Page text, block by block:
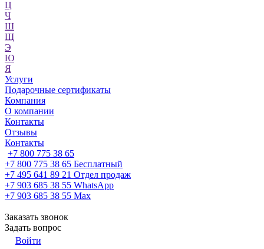
Ц
Ч
Ш
Щ
Э
Ю
Я
Услуги
Подарочные сертификаты
Компания
О компании
Контакты
Отзывы
Контакты
+7 800 775 38 65
+7 800 775 38 65 Бесплатный
+7 495 641 89 21 Отдел продаж
+7 903 685 38 55 WhatsApp
+7 903 685 38 55 Max
Заказать звонок
Задать вопрос
Войти